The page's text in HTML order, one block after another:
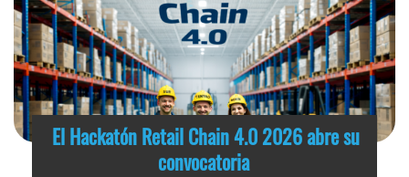
El Hackatón Retail Chain 4.0 2026 abre su
convocatoria